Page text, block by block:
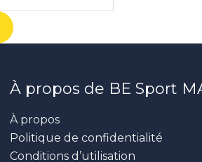
À propos de BE Sport
À propos
Politique de confidentialité
Conditions d’utilisation